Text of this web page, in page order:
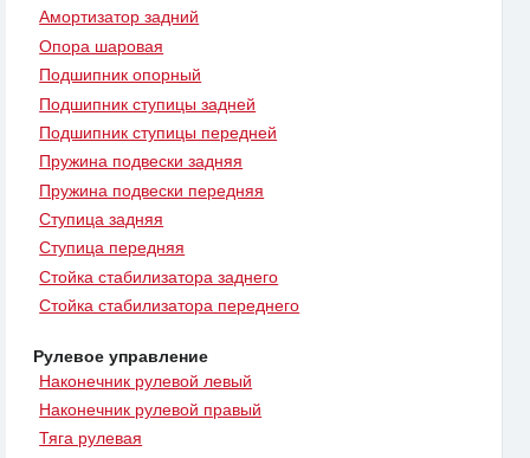
Амортизатор задний
Опора шаровая
Подшипник опорный
Подшипник ступицы задней
Подшипник ступицы передней
Пружина подвески задняя
Пружина подвески передняя
Ступица задняя
Ступица передняя
Стойка стабилизатора заднего
Стойка стабилизатора переднего
Рулевое управление
Наконечник рулевой левый
Наконечник рулевой правый
Тяга рулевая